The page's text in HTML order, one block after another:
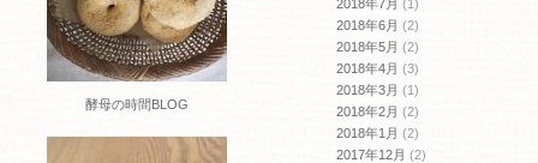
酵母の時間BLOG
2018年7月 (1)
2018年6月 (2)
2018年5月 (2)
2018年4月 (3)
2018年3月 (1)
2018年2月 (2)
2018年1月 (2)
2017年12月 (2)